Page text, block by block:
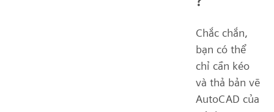
Chắc chắn,
bạn có thể
chỉ cần kéo
và thả bản vẽ
AutoCAD của